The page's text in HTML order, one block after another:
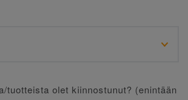
tuotteista olet kiinnostunut? (enintään